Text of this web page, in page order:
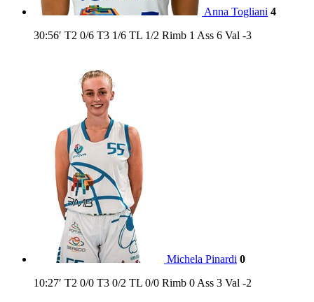
Anna Togliani 4
30:56′ T2 0/6 T3 1/6 TL 1/2 Rimb 1 Ass 6 Val -3
Michela Pinardi 0
10:27′ T2 0/0 T3 0/2 TL 0/0 Rimb 0 Ass 3 Val -2